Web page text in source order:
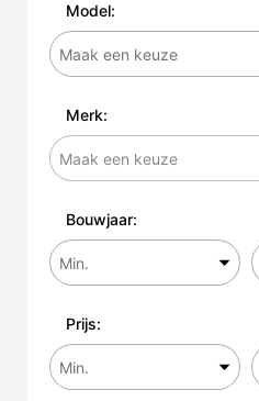
Model:
Merk:
Bouwjaar:
Prijs: